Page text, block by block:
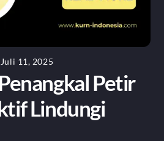
Juli 11, 2025
Petir
Lindungi